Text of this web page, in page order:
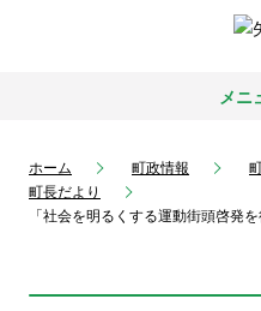
メニ
ホーム 町政情報
町長だより
「社会を明るくする運動街頭啓発を